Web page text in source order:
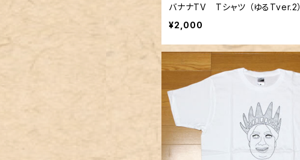
バナナTV Tシャツ （ゆるTver.2）
¥2,000